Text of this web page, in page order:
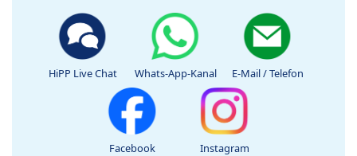
HiPP Live Chat Whats-App-Kanal E-Mail / Telefon
Facebook Instagram